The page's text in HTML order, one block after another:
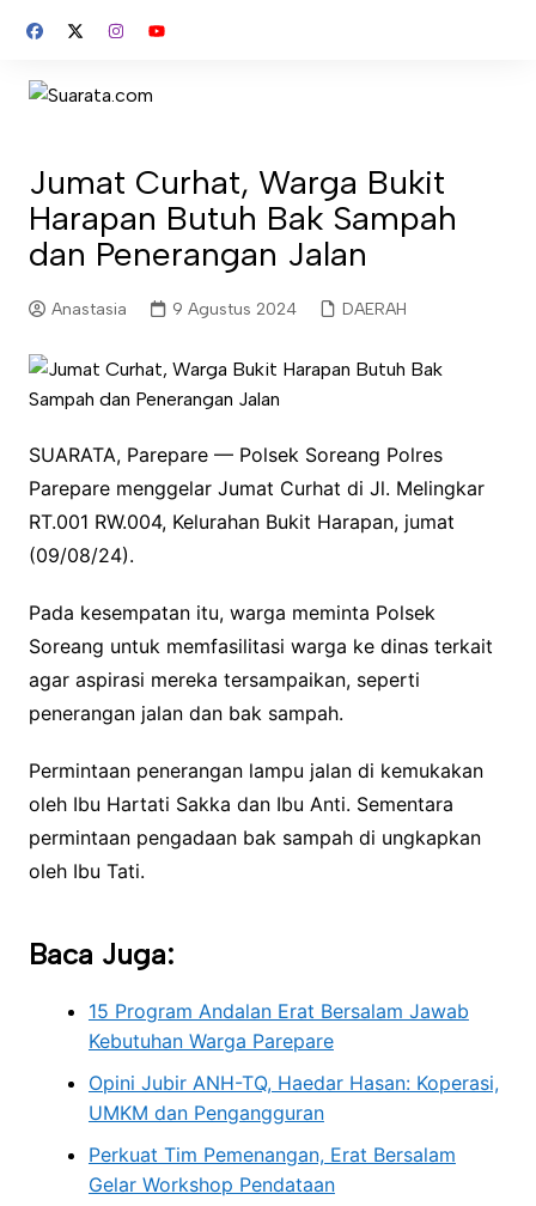
Jumat Curhat, Warga Bukit
Harapan Butuh Bak Sampah
dan Penerangan Jalan
Anastasia 9 Agustus 2024 DAERAH
SUARATA, Parepare — Polsek Soreang Polres
Parepare menggelar Jumat Curhat di Jl. Melingkar
RT.001 RW.004, Kelurahan Bukit Harapan, jumat
(09/08/24).
Pada kesempatan itu, warga meminta Polsek
Soreang untuk memfasilitasi warga ke dinas terkait
agar aspirasi mereka tersampaikan, seperti
penerangan jalan dan bak sampah.
Permintaan penerangan lampu jalan di kemukakan
oleh Ibu Hartati Sakka dan Ibu Anti. Sementara
permintaan pengadaan bak sampah di ungkapkan
oleh Ibu Tati.
Baca Juga:
15 Program Andalan Erat Bersalam Jawab
Kebutuhan Warga Parepare
Opini Jubir ANH-TQ, Haedar Hasan: Koperasi,
UMKM dan Pengangguran
Perkuat Tim Pemenangan, Erat Bersalam
Gelar Workshop Pendataan